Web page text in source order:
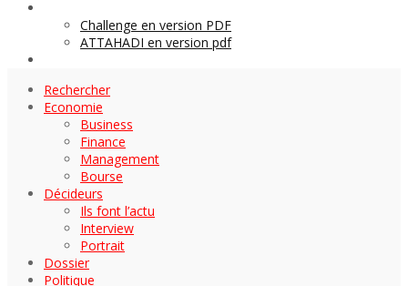
Challenge en version PDF
ATTAHADI en version pdf
Rechercher
Economie
Business
Finance
Management
Bourse
Décideurs
Ils font l’actu
Interview
Portrait
Dossier
Politique